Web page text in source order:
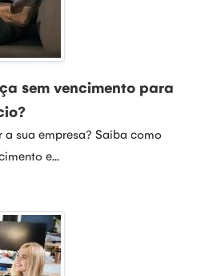
sem vencimento para
sua empresa? Saiba como
e...